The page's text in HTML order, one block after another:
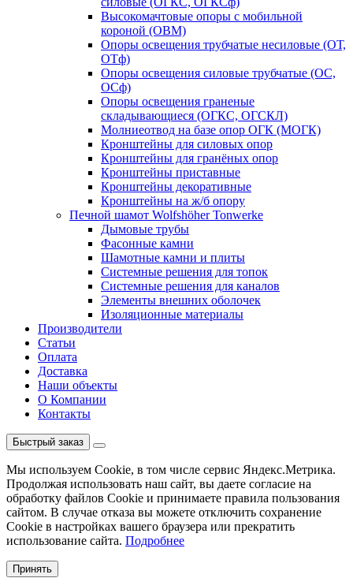
Высокомачтовые опоры с мобильной
короной (ОВМ)
Опоры освещения трубчатые несиловые (ОТ,
ОТф)
Опоры освещения силовые трубчатые (ОС,
ОСф)
Опоры освещения граненые
складывающиеся (ОГКС, ОГСКЛ)
Молниеотвод на базе опор ОГК (МОГК)
Кронштейны для силовых опор
Кронштейны для гранёных опор
Кронштейны приставные
Кронштейны декоративные
Кронштейны на ж/б опору
Печной шамот Wolfshöher Tonwerke
Дымовые трубы
Фасонные камни
Шамотные камни и плиты
Системные решения для топок
Системные решения для каналов
Элементы внешних оболочек
Изоляционные материалы
Производители
Статьи
Оплата
Доставка
Наши объекты
О Компании
Контакты
Быстрый заказ
Мы используем Cookie, в том числе сервис Яндекс.Метрика.
Продолжая использовать наш сайт, вы даете согласие на
обработку файлов Cookie и принимаете правила пользования
сайтом. В случае отказа вы можете отключить сохранение
Cookie в настройках вашего браузера или прекратить
использование сайта. Подробнее
Принять